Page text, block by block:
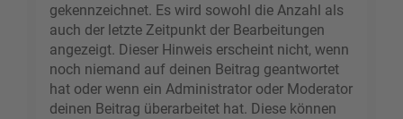
gekennzeichnet. Es wird sowohl die Anzahl als
auch der letzte Zeitpunkt der Bearbeitungen
angezeigt. Dieser Hinweis erscheint nicht, wenn
noch niemand auf deinen Beitrag geantwortet
hat oder wenn ein Administrator oder Moderator
deinen Beitrag überarbeitet hat. Diese können